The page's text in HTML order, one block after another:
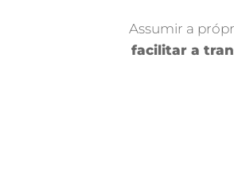
Assumir a
facilitar a